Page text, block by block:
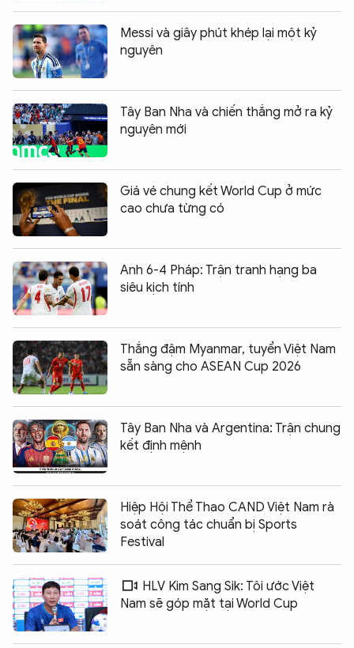
Messi và giây phút khép lại một kỷ
nguyên
Tây Ban Nha và chiến thắng mở ra kỷ
nguyên mới
Giá vé chung kết World Cup ở mức
cao chưa từng có
Anh 6-4 Pháp: Trận tranh hạng ba
siêu kịch tính
Thắng đậm Myanmar, tuyển Việt Nam
sẵn sàng cho ASEAN Cup 2026
Tây Ban Nha và Argentina: Trận chung
kết định mệnh
Hiệp Hội Thể Thao CAND Việt Nam rà
soát công tác chuẩn bị Sports
Festival
HLV Kim Sang Sik: Tôi ước Việt
Nam sẽ góp mặt tại World Cup